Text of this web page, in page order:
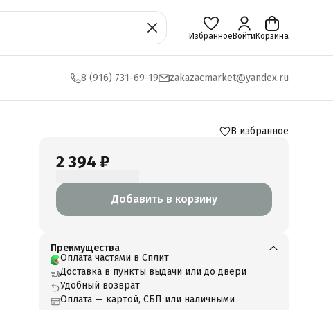
Избранное Войти Корзина
8 (916) 731-69-19 zakazacmarket@yandex.ru
В избранное
2 394 ₽
Добавить в корзину
Преимущества
Оплата частями в Сплит
Доставка в пункты выдачи или до двери
Удобный возврат
Оплата — картой, СБП или наличными